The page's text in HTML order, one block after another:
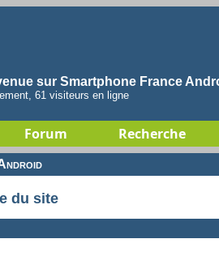
sur Smartphone France
61 visiteurs en ligne
Forum Recherche
du site